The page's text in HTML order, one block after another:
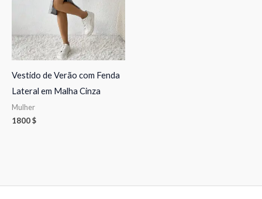
Vestido de Verão com Fenda
Lateral em Malha Cinza
Mulher
1800$